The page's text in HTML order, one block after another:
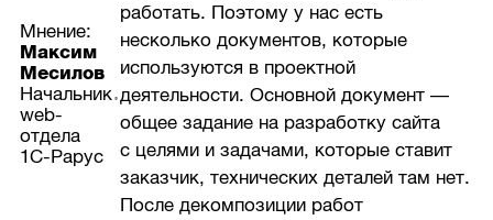
Мнение:
Максим
Месилов
Начальник
web-
отдела
1С-Рарус
работать. Поэтому у нас есть
несколько документов, которые
используются в проектной
деятельности. Основной документ —
общее задание на разработку сайта
с целями и задачами, которые ставит
заказчик, технических деталей там нет.
После декомпозиции работ